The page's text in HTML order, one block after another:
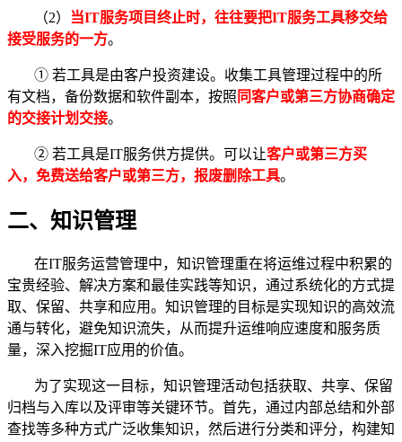
（2）
当IT服务项目终止时，往往要把IT服务工具移交给
接受服务的一方。
① 若工具是由客户投资建设。收集工具管理过程中的所
有文档，备份数据和软件副本，按照 同客户或第三方协商确定
的交接计划交接。
② 若工具是IT服务供方提供。可以让客户或第三方买
入，免费送给客户或第三方，报废删除工具。
二、知识管理
在IT服务运营管理中，知识管理重在将运维过程中积累的
宝贵经验、解决方案和最佳实践等知识，通过系统化的方式提
取、保留、共享和应用。知识管理的目标是实现知识的高效流
通与转化，避免知识流失，从而提升运维响应速度和服务质
量，深入挖掘IT应用的价值。
为了实现这一目标，知识管理活动包括获取、共享、保留
归档与入库以及评审等关键环节。首先，通过内部总结和外部
查找等多种方式广泛收集知识，然后进行分类和评分，构建知